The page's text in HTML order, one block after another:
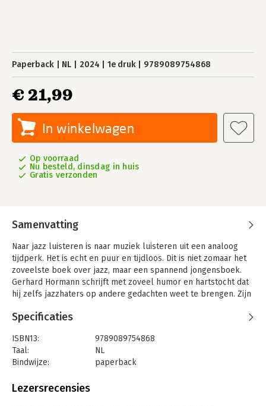
Paperback NL 2024 1e druk 9789089754868
€ 21,99
In winkelwagen
Op voorraad
Nu besteld, dinsdag in huis
Gratis verzonden
Samenvatting
Naar jazz luisteren is naar muziek luisteren uit een analoog
tijdperk. Het is echt en puur en tijdloos. Dit is niet zomaar het
zoveelste boek over jazz, maar een spannend jongensboek.
Gerhard Hormann schrijft met zoveel humor en hartstocht dat
hij zelfs jazzhaters op andere gedachten weet te brengen. Zijn
platenverzamelaar.
Jazz is muziek waar je zomaar ineens, zonder aankondiging en
zonder aanleiding, door gegrepen wordt. Dat overkwam
schrijver Gerhard Hormann, tot dat moment een verstokte
drums.
Specificaties
ISBN13:
9789089754868
Taal:
NL
Bindwijze:
paperback
Uitgever:
Lezersrecensies